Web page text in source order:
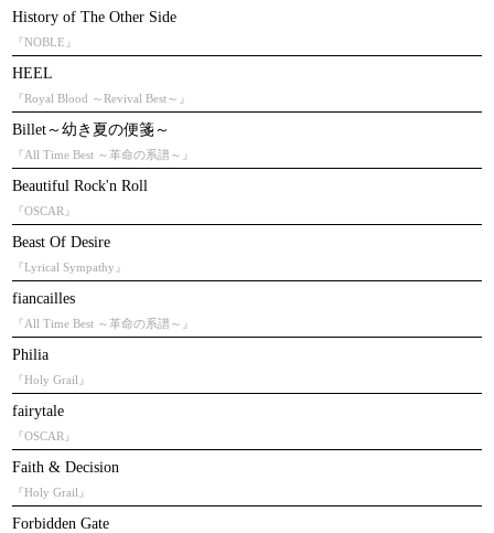
History of The Other Side
『NOBLE』
HEEL
『Royal Blood ～Revival Best～』
Billet～幼き夏の便箋～
『All Time Best ～革命の系譜～』
Beautiful Rock'n Roll
『OSCAR』
Beast Of Desire
『Lyrical Sympathy』
fiancailles
『All Time Best ～革命の系譜～』
Philia
『Holy Grail』
fairytale
『OSCAR』
Faith & Decision
『Holy Grail』
Forbidden Gate